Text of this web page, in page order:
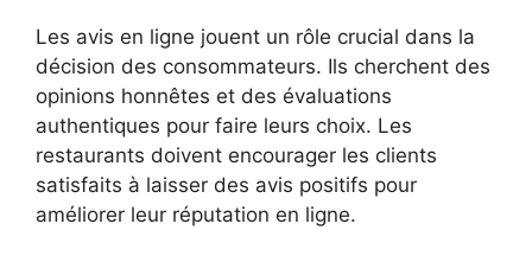
Les avis en ligne jouent un rôle crucial dans la
décision des consommateurs. Ils cherchent des
opinions honnêtes et des évaluations
authentiques pour faire leurs choix. Les
restaurants doivent encourager les clients
satisfaits à laisser des avis positifs pour
améliorer leur réputation en ligne.